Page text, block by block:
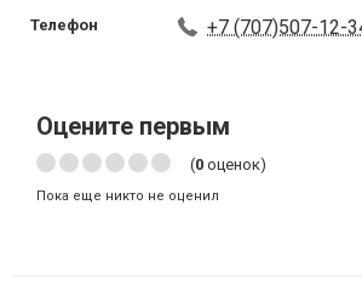
Телефон +7 (707)507-12-
Оцените первым
(0 оценок)
Пока еще никто не оценил